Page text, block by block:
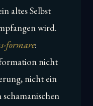
altes Selbst
wird.
formare:
nicht
nicht ein